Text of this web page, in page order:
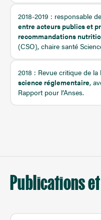
2018-2019 : responsable
entre acteurs publics et
recommandations
(CSO), chaire santé
2018 : Revue critique de
science réglementaire,
Rapport pour l’Anses.
Publications